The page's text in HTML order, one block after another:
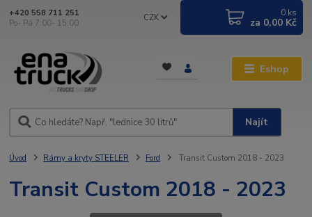
Eshop
CZK
Najít
+420 558 711 251
Po- Pá 7:00- 15:00
0 ks
za 0,00 Kč
Úvod Rámy a kryty STEELER Ford Transit Custom 2018 - 2023
Transit Custom 2018 - 2023